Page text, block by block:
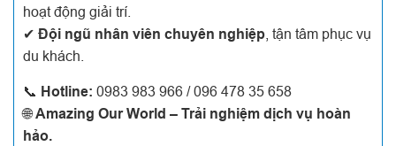
hoạt động giải trí.
✔ Đội ngũ nhân viên chuyên nghiệp , tận tâm phục vụ
du khách.
📞 Hotline: 0983 983 966 / 096 478 35 658
🌐Amazing Our World – Trải nghiệm dịch vụ hoàn
hảo.